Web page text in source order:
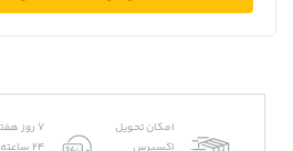
امکان تحویل
اکسپرس
7 روز هفته
24 ساعته